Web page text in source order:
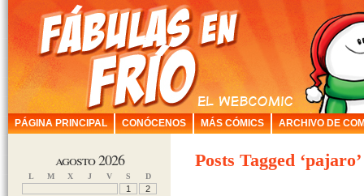
PÁGINA PRINCIPAL CONÓCENOS MÁS CÓMICS ARCHIVO DE
agosto 2026
L M X J V S D
1
2
Posts Tagged ‘pajaro’